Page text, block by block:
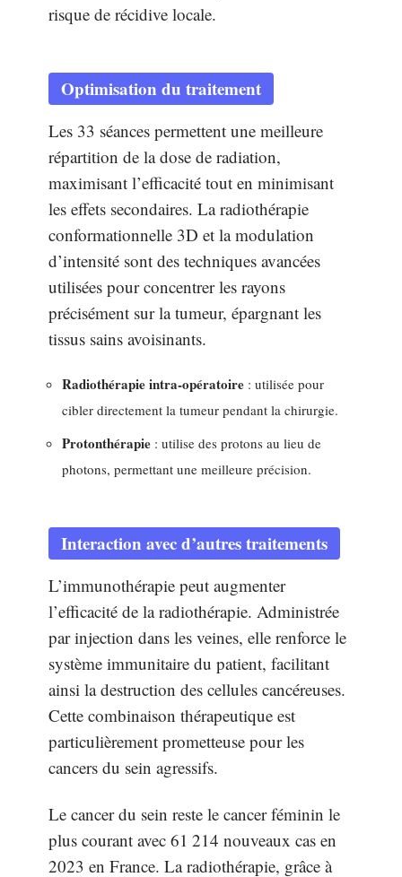
risque de récidive locale.
Optimisation du traitement
Les 33 séances permettent une meilleure
répartition de la dose de radiation,
maximisant l’efficacité tout en minimisant
les effets secondaires. La radiothérapie
conformationnelle 3D et la modulation
d’intensité sont des techniques avancées
utilisées pour concentrer les rayons
précisément sur la tumeur, épargnant les
tissus sains avoisinants.
Radiothérapie intra-opératoire : utilisée pour
cibler directement la tumeur pendant la chirurgie.
Protonthérapie : utilise des protons au lieu de
photons, permettant une meilleure précision.
Interaction avec d’autres traitements
L’immunothérapie peut augmenter
l’efficacité de la radiothérapie. Administrée
par injection dans les veines, elle renforce le
système immunitaire du patient, facilitant
ainsi la destruction des cellules cancéreuses.
Cette combinaison thérapeutique est
particulièrement prometteuse pour les
cancers du sein agressifs.
Le cancer du sein reste le cancer féminin le
plus courant avec 61 214 nouveaux cas en
2023 en France. La radiothérapie, grâce à